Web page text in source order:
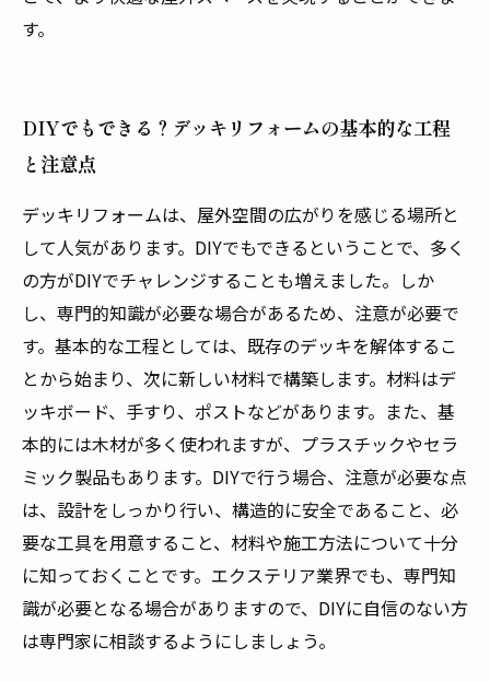
す。
DIYでもできる？デッキリフォームの基本的な工程
と注意点
デッキリフォームは、屋外空間の広がりを感じる場所と
して人気があります。DIYでもできるということで、多く
の方がDIYでチャレンジすることも増えました。しか
し、専門的知識が必要な場合があるため、注意が必要で
す。基本的な工程としては、既存のデッキを解体するこ
とから始まり、次に新しい材料で構築します。材料はデ
ッキボード、手すり、ポストなどがあります。また、基
本的には木材が多く使われますが、プラスチックやセラ
ミック製品もあります。DIYで行う場合、注意が必要な点
は、設計をしっかり行い、構造的に安全であること、必
要な工具を用意すること、材料や施工方法について十分
に知っておくことです。エクステリア業界でも、専門知
識が必要となる場合がありますので、DIYに自信のない方
は専門家に相談するようにしましょう。